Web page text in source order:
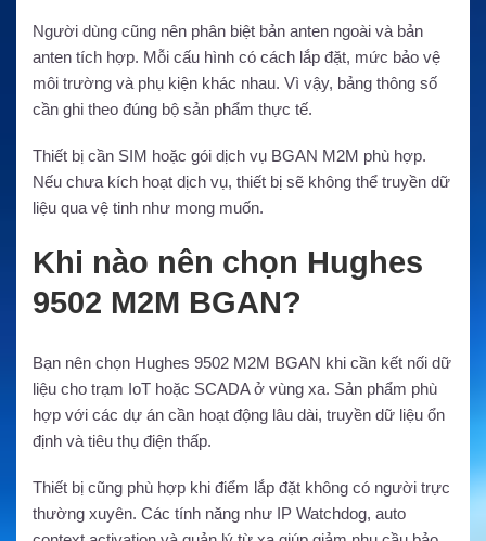
Người dùng cũng nên phân biệt bản anten ngoài và bản
anten tích hợp. Mỗi cấu hình có cách lắp đặt, mức bảo vệ
môi trường và phụ kiện khác nhau. Vì vậy, bảng thông số
cần ghi theo đúng bộ sản phẩm thực tế.
Thiết bị cần SIM hoặc gói dịch vụ BGAN M2M phù hợp.
Nếu chưa kích hoạt dịch vụ, thiết bị sẽ không thể truyền dữ
liệu qua vệ tinh như mong muốn.
Khi nào nên chọn Hughes
9502 M2M BGAN?
Bạn nên chọn Hughes 9502 M2M BGAN khi cần kết nối dữ
liệu cho trạm IoT hoặc SCADA ở vùng xa. Sản phẩm phù
hợp với các dự án cần hoạt động lâu dài, truyền dữ liệu ổn
định và tiêu thụ điện thấp.
Thiết bị cũng phù hợp khi điểm lắp đặt không có người trực
thường xuyên. Các tính năng như IP Watchdog, auto